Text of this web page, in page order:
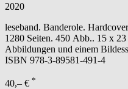
2020
leseband. Banderole.
1280 Seiten. 450 Abb.. 15 x
Abbildungen und einem
ISBN 978-3-89581-491-4
40,– € *